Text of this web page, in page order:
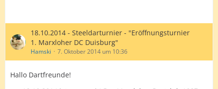
18.10.2014 - Steeldarturnier - "Eröffnungsturnier
1. Marxloher DC Duisburg"
Hamski 7. Oktober 2014 um 10:36
Hallo Dartfreunde!